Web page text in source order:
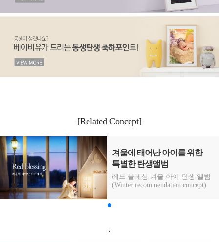
[Related Concept]
겨울에 태어난 아이를 위한
특별한 탄생앨범
레드 블레싱 겨울 아이 탄생 앨범
(Winter recommendation concept)
.